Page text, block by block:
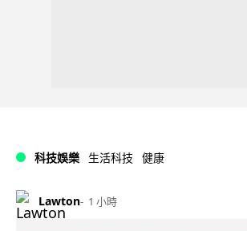
科技娛樂 生活科技 健康
Lawton 1 小時